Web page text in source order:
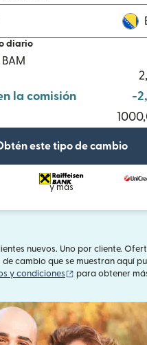
diario
BAM
la comisión
-
este tipo de cambio
y más
nuevos. Uno por cliente.
de cambio que se muestran aquí
y condiciones (se abre en una
para obtener